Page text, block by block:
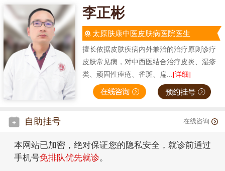
李正彬
太原肤康中医皮肤病医院医生
擅长依据皮肤疾病内外兼治的治疗原则诊疗
皮肤常见病，对中西医结合治疗皮炎、湿疹
类、顽固性痤疮、雀斑、扁...[详细]
自助挂号 在线咨询
本网站已加密，绝对保证您的隐私安全，就诊前通过
手机号免排队优先就诊。